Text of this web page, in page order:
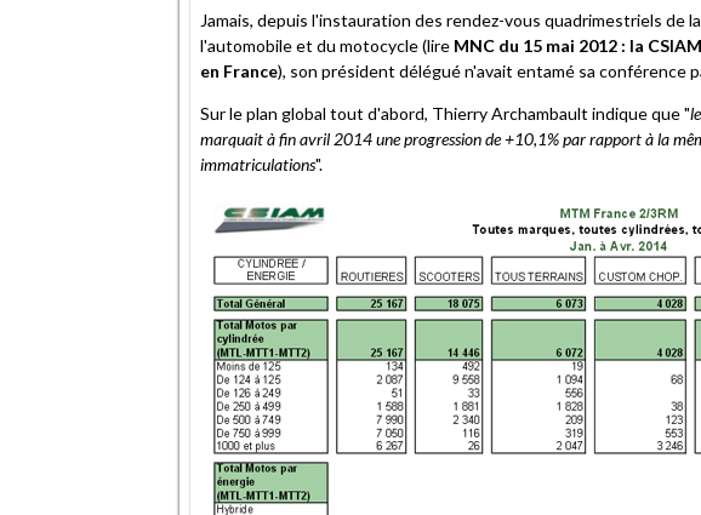
ami
Jamais, depuis l'instauration des rendez-vous quadrimestriels de
l'automobile et du motocycle (lire MNC du 15 mai 2012 : la
en France), son président délégué n'avait entamé sa conférence
Sur le plan global tout d'abord, Thierry Archambault indique que "
marquait à fin avril 2014 une progression de +10,1% par rapport à la
immatriculations".